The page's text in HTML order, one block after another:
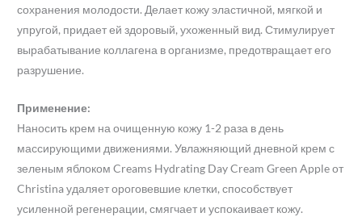
сохранения молодости. Делает кожу эластичной, мягкой и
упругой, придает ей здоровый, ухоженный вид. Стимулирует
вырабатывание коллагена в организме, предотвращает его
разрушение.
Применение:
Наносить крем на очищенную кожу 1-2 раза в день
массирующими движениями. Увлажняющий дневной крем с
зеленым яблоком Creams Hydrating Day Cream Green Apple от
Christina удаляет ороговевшие клетки, способствует
усиленной регенерации, смягчает и успокаивает кожу.